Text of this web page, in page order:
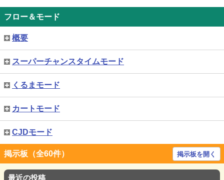
フロー＆モード
概要
スーパーチャンスタイムモード
くるまモード
カートモード
CJDモード
掲示板（全60件） 掲示板を開く
最近の投稿